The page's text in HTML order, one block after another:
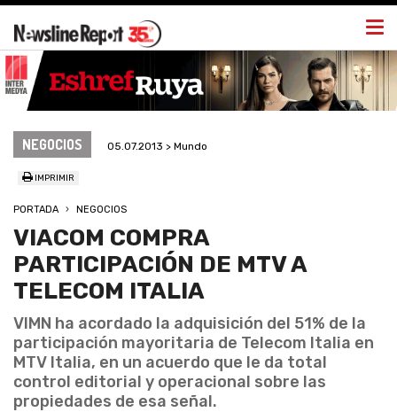
NEGOCIOS 05.07.2013 > Mundo
IMPRIMIR
PORTADA NEGOCIOS
VIACOM COMPRA
PARTICIPACIÓN DE MTV A
TELECOM ITALIA
VIMN ha acordado la adquisición del 51% de la
participación mayoritaria de Telecom Italia en
MTV Italia, en un acuerdo que le da total
control editorial y operacional sobre las
propiedades de esa señal.